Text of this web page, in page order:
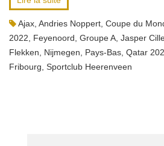
Ajax Andries Noppert Coupe du
2022
Feyenoord Groupe A Jasper
Flekken
Nijmegen Pays-Bas Qatar
Fribourg Sportclub Heerenveen